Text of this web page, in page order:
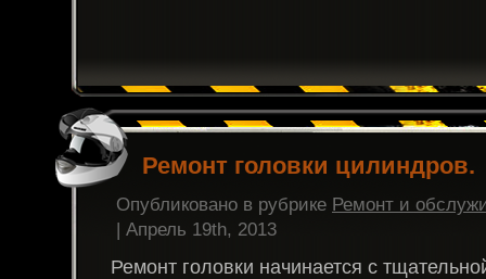
Ремонт головки цилиндров.
Опубликовано в рубрике Ремонт и
| Апрель 19th, 2013
Ремонт головки начинается с